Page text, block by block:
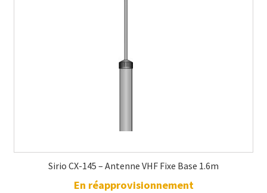
Sirio CX-145 – Antenne VHF Fixe Base 1.6m
En réapprovisionnement